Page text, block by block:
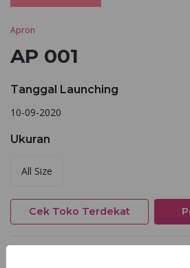
Apron
AP 001
Tanggal Launching
10-09-2020
Ukuran
All Size
Cek Toko Terdekat